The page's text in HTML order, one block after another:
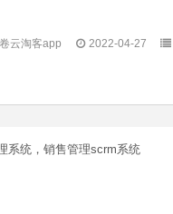
云淘客app 2022-04-27